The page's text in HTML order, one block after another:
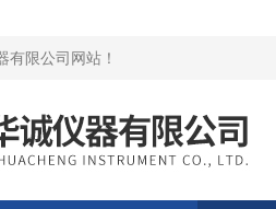
有限公司网站 ！